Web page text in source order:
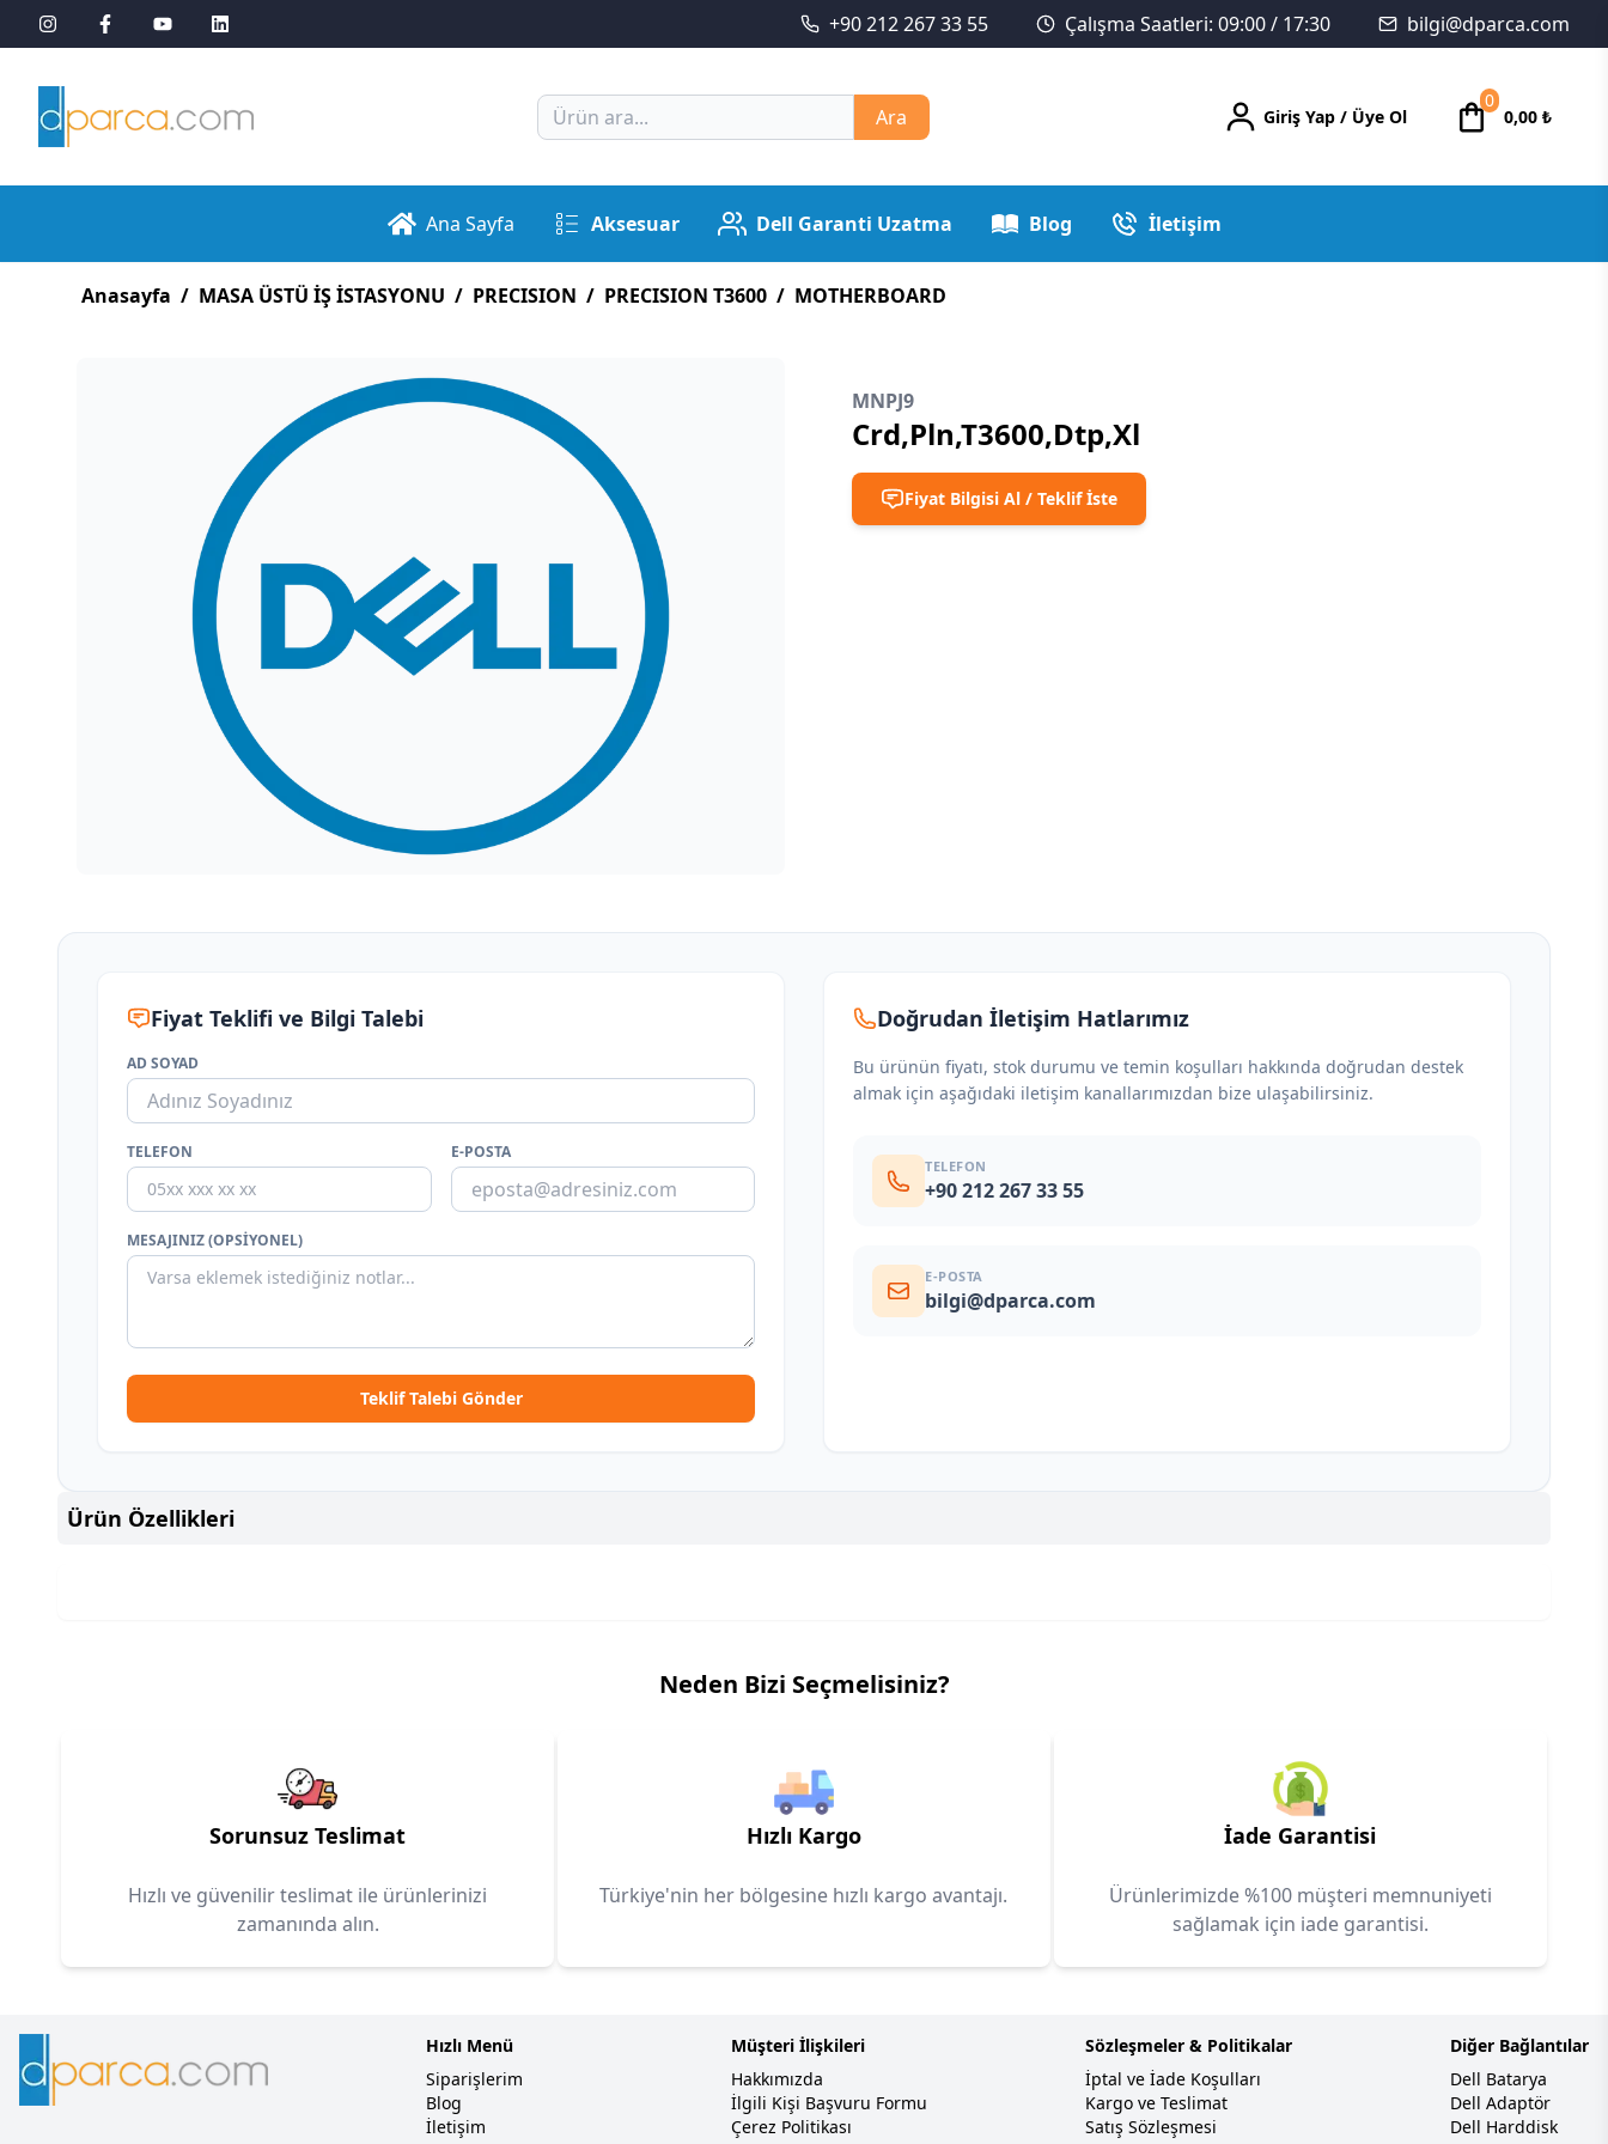
+90 212 267 33 55 Çalışma Saatleri: 09:00 / 17:30 bilgi@dparca.com
Ara Giriş Yap / Üye Ol
0
0,00 ₺
Ana Sayfa Aksesuar Dell Garanti Uzatma Blog İletişim
Anasayfa / MASA ÜSTÜ İŞ İSTASYONU / PRECISION / PRECISION T3600 / MOTHERBOARD
MNPJ9
Crd,Pln,T3600,Dtp,Xl
Fiyat Bilgisi Al / Teklif İste
Fiyat Teklifi ve Bilgi Talebi
AD SOYAD
TELEFON E-POSTA
MESAJINIZ (OPSIYONEL)
Teklif Talebi Gönder
Doğrudan İletişim Hatlarımız
Bu ürünün fiyatı, stok durumu ve temin koşulları hakkında doğrudan destek
almak için aşağıdaki iletişim kanallarımızdan bize ulaşabilirsiniz.
TELEFON
+90 212 267 33 55
E-POSTA
bilgi@dparca.com
Ürün Özellikleri
Neden Bizi Seçmelisiniz?
Sorunsuz Teslimat
Hızlı ve güvenilir teslimat ile ürünlerinizi
zamanında alın.
Hızlı Kargo
Türkiye'nin her bölgesine hızlı kargo avantajı.
İade Garantisi
Ürünlerimizde %100 müşteri memnuniyeti
sağlamak için iade garantisi.
Hızlı Menü
Siparişlerim
Blog
İletişim
Müşteri İlişkileri
Hakkımızda
İlgili Kişi Başvuru Formu
Çerez Politikası
Sözleşmeler & Politikalar
İptal ve İade Koşulları
Kargo ve Teslimat
Satış Sözleşmesi
Diğer Bağlantılar
Dell Batarya
Dell Adaptör
Dell Harddisk